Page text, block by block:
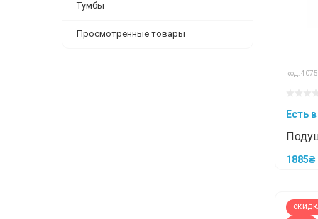
Тумбы
Просмотренные товары
код:
Есть
1885₴